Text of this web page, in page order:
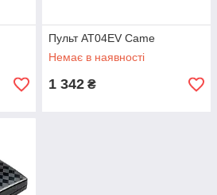
Пульт AT04EV Came
Немає в наявності
1 342 ₴